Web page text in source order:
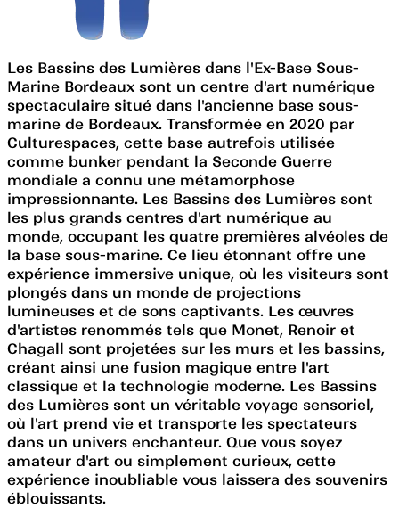
Les Bassins des Lumières dans l'Ex-Base Sous-
Marine Bordeaux sont un centre d'art numérique
spectaculaire situé dans l'ancienne base sous-
marine de Bordeaux. Transformée en 2020 par
Culturespaces, cette base autrefois utilisée
comme bunker pendant la Seconde Guerre
mondiale a connu une métamorphose
impressionnante. Les Bassins des Lumières sont
les plus grands centres d'art numérique au
monde, occupant les quatre premières alvéoles de
la base sous-marine. Ce lieu étonnant offre une
expérience immersive unique, où les visiteurs sont
plongés dans un monde de projections
lumineuses et de sons captivants. Les œuvres
d'artistes renommés tels que Monet, Renoir et
Chagall sont projetées sur les murs et les bassins,
créant ainsi une fusion magique entre l'art
classique et la technologie moderne. Les Bassins
des Lumières sont un véritable voyage sensoriel,
où l'art prend vie et transporte les spectateurs
dans un univers enchanteur. Que vous soyez
amateur d'art ou simplement curieux, cette
expérience inoubliable vous laissera des souvenirs
éblouissants.